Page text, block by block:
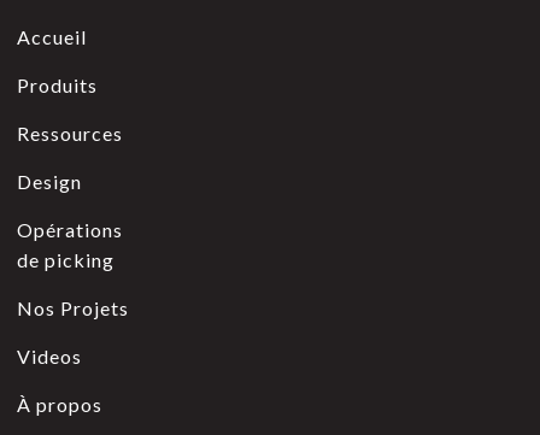
Accueil
Produits
Ressources
Design
Opérations
de picking
Nos Projets
Videos
À propos